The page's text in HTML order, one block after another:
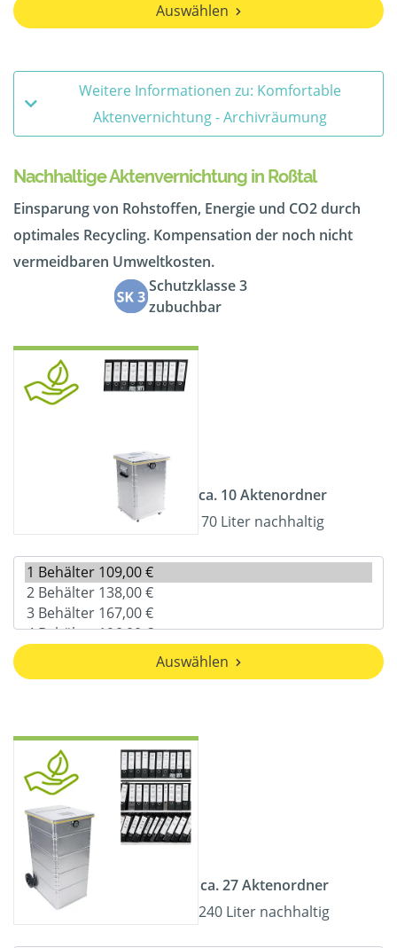
Auswählen
Weitere Informationen zu: Komfortable
Aktenvernichtung - Archivräumung
Nachhaltige Aktenvernichtung in Roßtal
Einsparung von Rohstoffen, Energie und CO2 durch
optimales Recycling. Kompensation der noch nicht
vermeidbaren Umweltkosten.
Schutzklasse 3
zubuchbar
ca. 10 Aktenordner
70 Liter nachhaltig
Auswählen
ca. 27 Aktenordner
240 Liter nachhaltig